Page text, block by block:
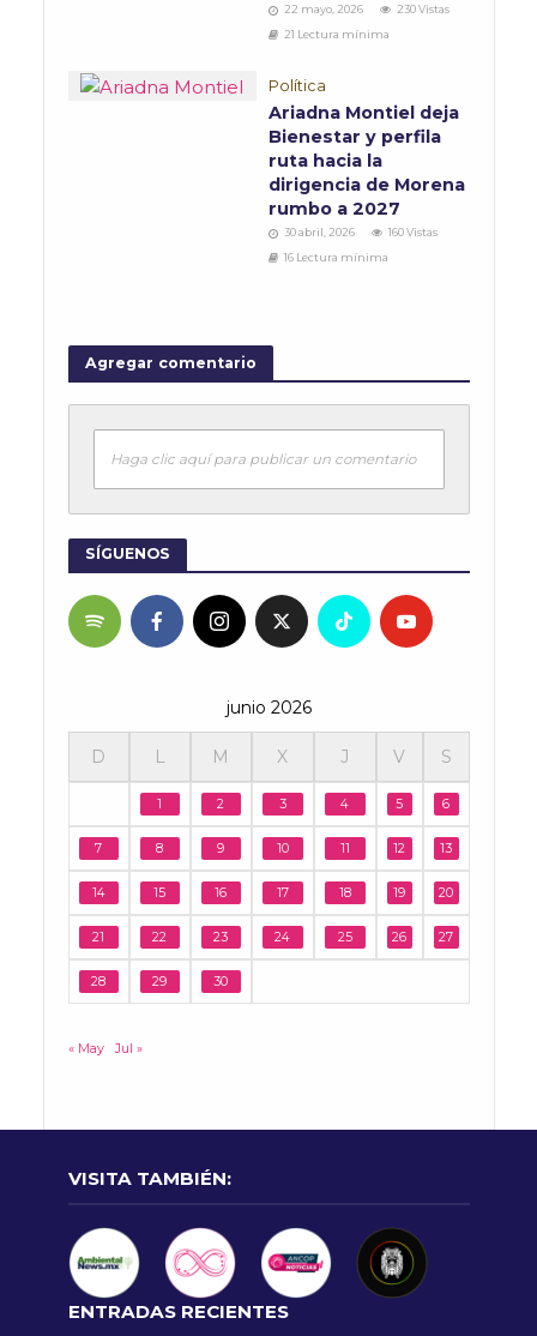
22 mayo, 2026
230 Vistas
21 Lectura mínima
Política
Ariadna Montiel deja
Bienestar y perfila
ruta hacia la
dirigencia de Morena
rumbo a 2027
30 abril, 2026
160 Vistas
16 Lectura mínima
Agregar comentario
Haga clic aquí para publicar un comentario
SÍGUENOS
junio 2026
D L M X J V S
1 2 3 4 5 6
7 8 9 10 11 12 13
14 15 16 17 18 19 20
21 22 23 24 25 26 27
28 29 30
« May Jul »
VISITA TAMBIÉN:
ENTRADAS RECIENTES